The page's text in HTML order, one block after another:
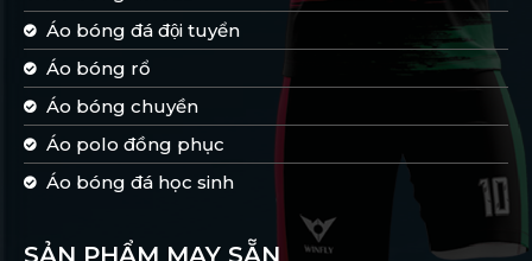
Áo bóng đá đội tuyển
Áo bóng rổ
Áo bóng chuyền
Áo polo đồng phục
Áo bóng đá học sinh
SẢN PHẨM MAY SẴN